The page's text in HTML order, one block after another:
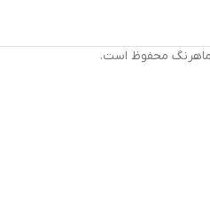
ماهرنگ محفوظ است.